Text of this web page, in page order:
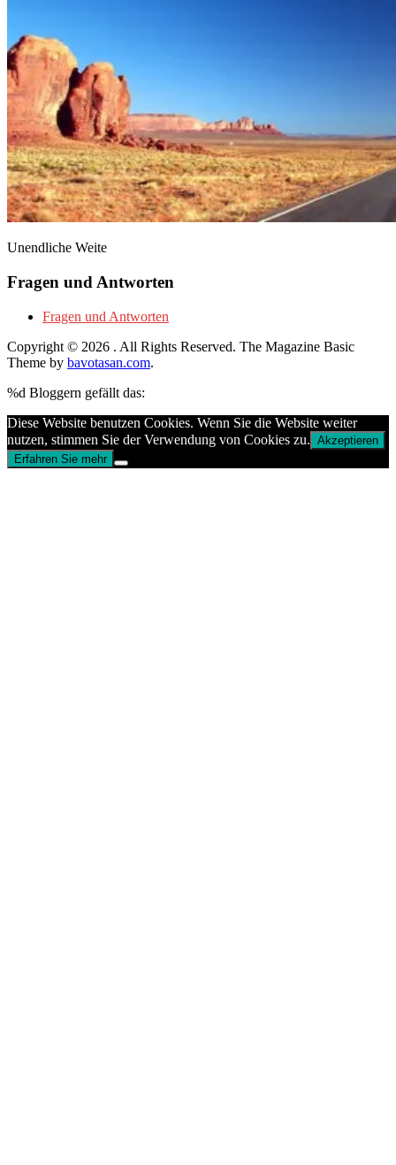
Unendliche Weite
Fragen und Antworten
Fragen und Antworten
Copyright © 2026 . All Rights Reserved. The Magazine Basic
Theme by bavotasan.com.
%d Bloggern gefällt das:
Diese Website benutzen Cookies. Wenn Sie die Website weiter
nutzen, stimmen Sie der Verwendung von Cookies zu. Akzeptieren
Erfahren Sie mehr